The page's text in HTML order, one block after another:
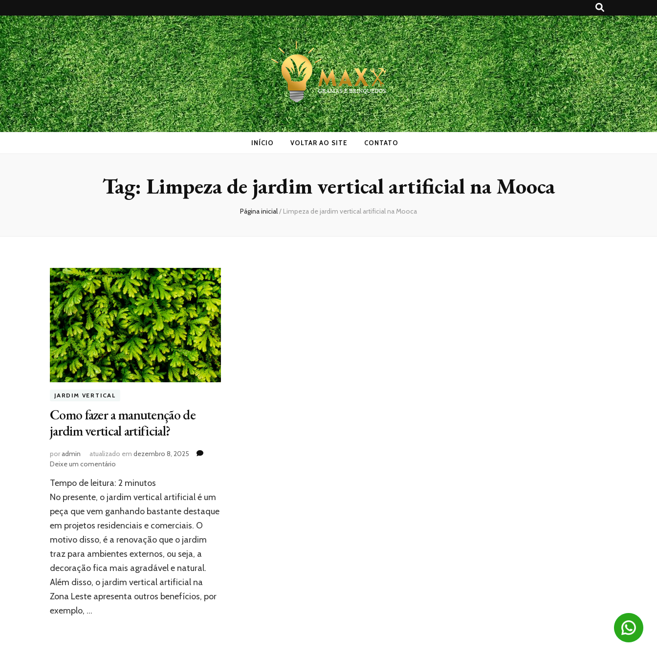
Maxx Gramas
Blog
INÍCIO VOLTAR AO SITE CONTATO
Tag: Limpeza de jardim vertical artificial na Mooca
Página inicial/ Limpeza de jardim vertical artificial na Mooca
JARDIM VERTICAL
Como fazer a manutenção de
jardim vertical artificial?
poradmin atualizado em dezembro 8, 2025
Deixe um comentário
fazer
a
de
jardim
artificial?
Tempo de leitura: 2 minutos
No presente, o jardim vertical artificial é um
peça que vem ganhando bastante destaque
em projetos residenciais e comerciais. O
motivo disso, é a renovação que o jardim
traz para ambientes externos, ou seja, a
decoração fica mais agradável e natural.
Além disso, o jardim vertical artificial na
Zona Leste apresenta outros benefícios, por
exemplo, …